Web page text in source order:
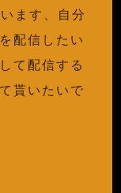
ます、自分
配信したい
て配信する
貰いたいで